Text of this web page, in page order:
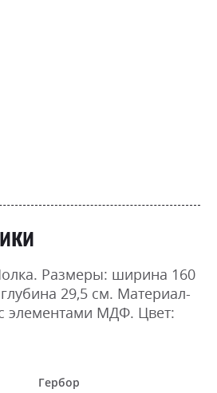
Размеры: ширина 160
29,5 см. Материал-
элементами МДФ. Цвет:
Гербор